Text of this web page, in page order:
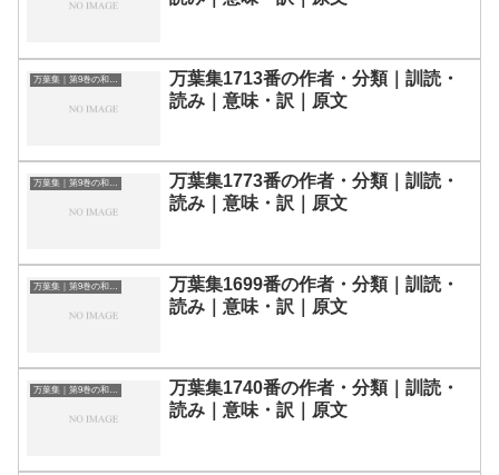
万葉集｜第9巻の和歌一覧
万葉集1713番の作者・分類｜訓読・
読み｜意味・訳｜原文
万葉集｜第9巻の和歌一覧
万葉集1773番の作者・分類｜訓読・
読み｜意味・訳｜原文
万葉集｜第9巻の和歌一覧
万葉集1699番の作者・分類｜訓読・
読み｜意味・訳｜原文
万葉集｜第9巻の和歌一覧
万葉集1740番の作者・分類｜訓読・
読み｜意味・訳｜原文